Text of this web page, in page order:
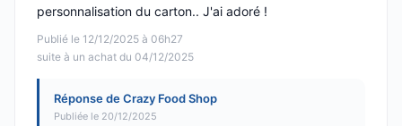
Publié le 12/12/2025 à 06h27
suite à un achat du 04/12/2025
personnalisation du carton.. J'ai adoré !
Réponse de Crazy Food Shop
Publiée le 20/12/2025